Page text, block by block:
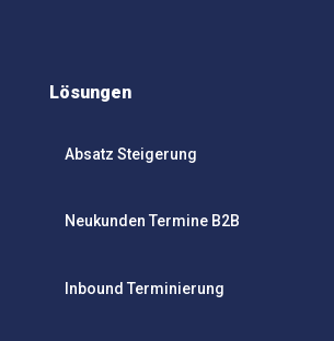
Lösungen
Absatz Steigerung
Neukunden Termine B2B
Inbound Terminierung